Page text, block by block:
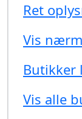
Ret
Vis
Butikker
Vis alle